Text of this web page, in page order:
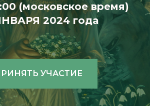
(московское время)
2024 года
УЧАСТИЕ